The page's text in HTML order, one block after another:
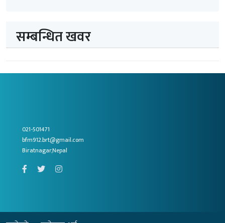
सम्बन्धित खवर
021-501471
bfm912.brt@gmail.com
Biratnagar,Nepal